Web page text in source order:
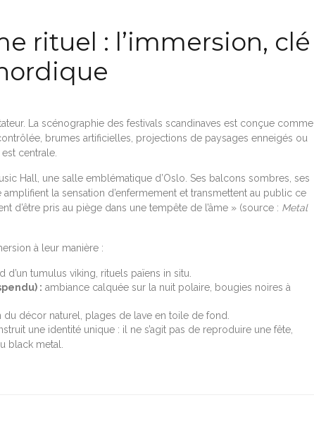
rituel : l’immersion, clé
La scénographie des festivals scandinaves est conçue comme
brumes artificielles, projections de paysages enneigés ou
centrale.
Hall, une salle emblématique d’Oslo. Ses balcons sombres, ses
la sensation d’enfermement et transmettent au public ce
d’être pris au piège dans une tempête de l’âme » (source : Metal
à leur manière :
d’un tumulus viking, rituels païens in situ.
: ambiance calquée sur la nuit polaire, bougies noires à
du décor naturel, plages de lave en toile de fond.
une identité unique : il ne s’agit pas de reproduire une fête,
black metal.